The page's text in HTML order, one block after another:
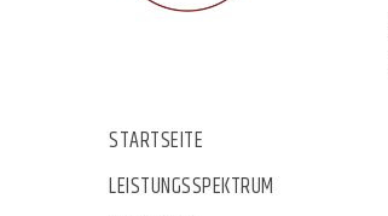
STARTSEITE
LEISTUNGSSPEKTRUM